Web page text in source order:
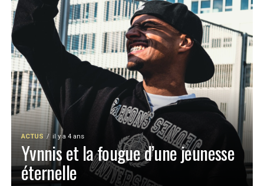
ACTUS il y a 4 ans
Yvnnis et la fougue d’une jeunesse
éternelle